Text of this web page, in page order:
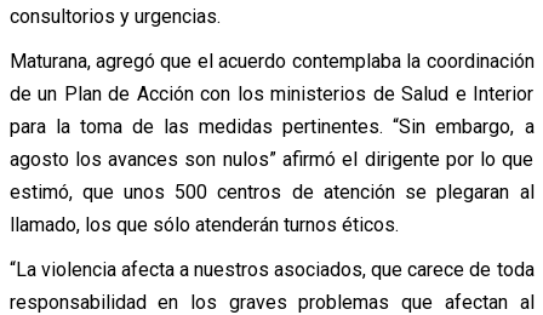
consultorios y urgencias.
Maturana, agregó que el acuerdo contemplaba la coordinación
de un Plan de Acción con los ministerios de Salud e Interior
para la toma de las medidas pertinentes. “Sin embargo, a
agosto los avances son nulos” afirmó el dirigente por lo que
estimó, que unos 500 centros de atención se plegaran al
llamado, los que sólo atenderán turnos éticos.
“La violencia afecta a nuestros asociados, que carece de toda
responsabilidad en los graves problemas que afectan al